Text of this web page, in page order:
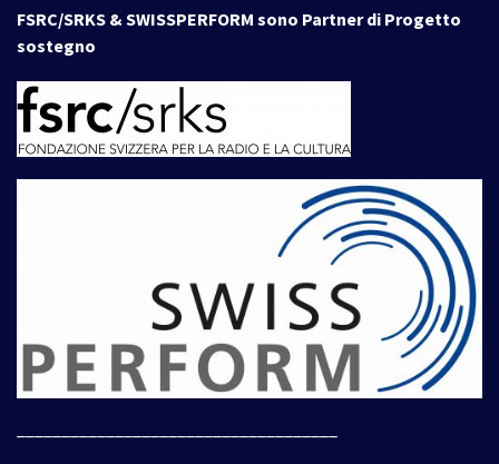
FSRC/SRKS & SWISSPERFORM sono Partner di Progetto
sostegno